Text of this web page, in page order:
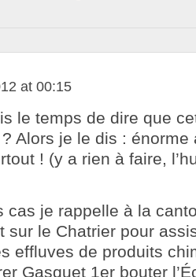
at 00:15
le temps de dire que
Alors je le dis : énorme
! (y a rien à faire,
cas je rappelle à la
sur le Chatrier pour
effluves de produits
Gasquet 1er bouter